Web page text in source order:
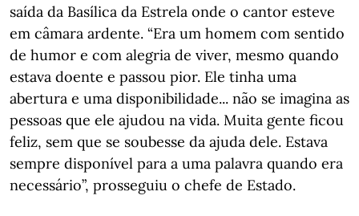
saída da Basílica da Estrela onde o cantor esteve
em câmara ardente. “Era um homem com sentido
de humor e com alegria de viver, mesmo quando
estava doente e passou pior. Ele tinha uma
abertura e uma disponibilidade... não se imagina as
pessoas que ele ajudou na vida. Muita gente ficou
feliz, sem que se soubesse da ajuda dele. Estava
sempre disponível para a uma palavra quando era
necessário”, prosseguiu o chefe de Estado.